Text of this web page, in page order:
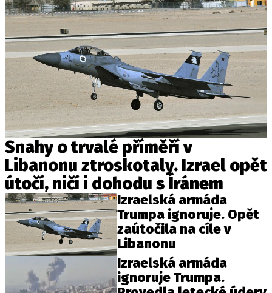
Snahy o trvalé příměří v
Libanonu ztroskotaly. Izrael opět
útočí, ničí i dohodu s Íránem
Izraelská armáda
Trumpa ignoruje. Opět
zaútočila na cíle v
Libanonu
Izraelská armáda
ignoruje Trumpa.